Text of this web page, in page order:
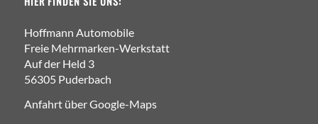
Hoffmann Automobile
Freie Mehrmarken-Werkstatt
Auf der Held 3
56305 Puderbach
Anfahrt über Google-Maps